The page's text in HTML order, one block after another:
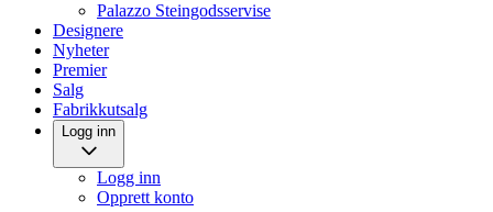
Palazzo Steingodsservise
Designere
Nyheter
Premier
Salg
Fabrikkutsalg
Logg inn
Logg inn
Opprett konto